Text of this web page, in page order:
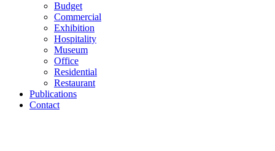
Budget
Commercial
Exhibition
Hospitality
Museum
Office
Residential
Restaurant
Publications
Contact